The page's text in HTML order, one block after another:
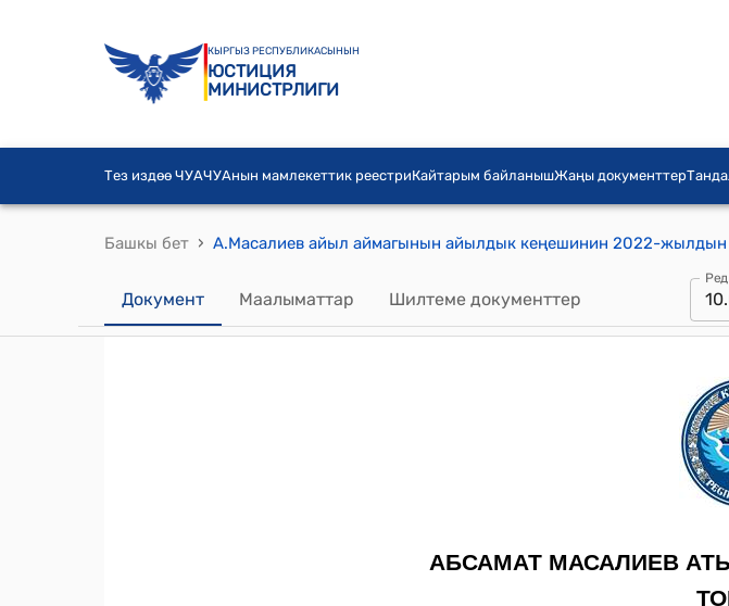
КЫРГЫЗ РЕСПУБЛИКАСЫНЫН
ЮСТИЦИЯ
МИНИСТРЛИГИ
Тез издөө ЧУАЧУАнын мамлекеттик реестриКайтарым байланышЖаңы документтер
Башкы бет ›
Документ Маалыматтар Шилтеме документтер